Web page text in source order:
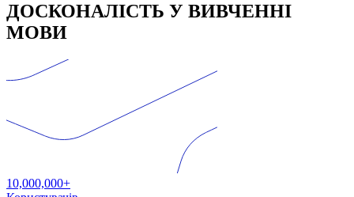
ДОСКОНАЛІСТЬ У ВИВЧЕННІ
МОВИ
10,000,000+